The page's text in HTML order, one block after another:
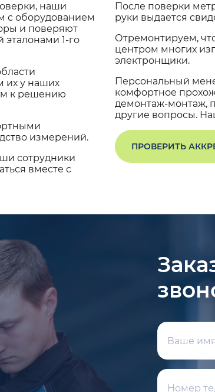
наши
с оборудованием
и поверяют
1-го
их у наших
к решению
измерений.
сотрудники
вместе с
После поверки
руки выдается
Отремонтируем,
центром многих
электронщики.
Персональный
комфортное
демонтаж-монтаж,
другие вопросы.
ПРОВЕРИТЬ